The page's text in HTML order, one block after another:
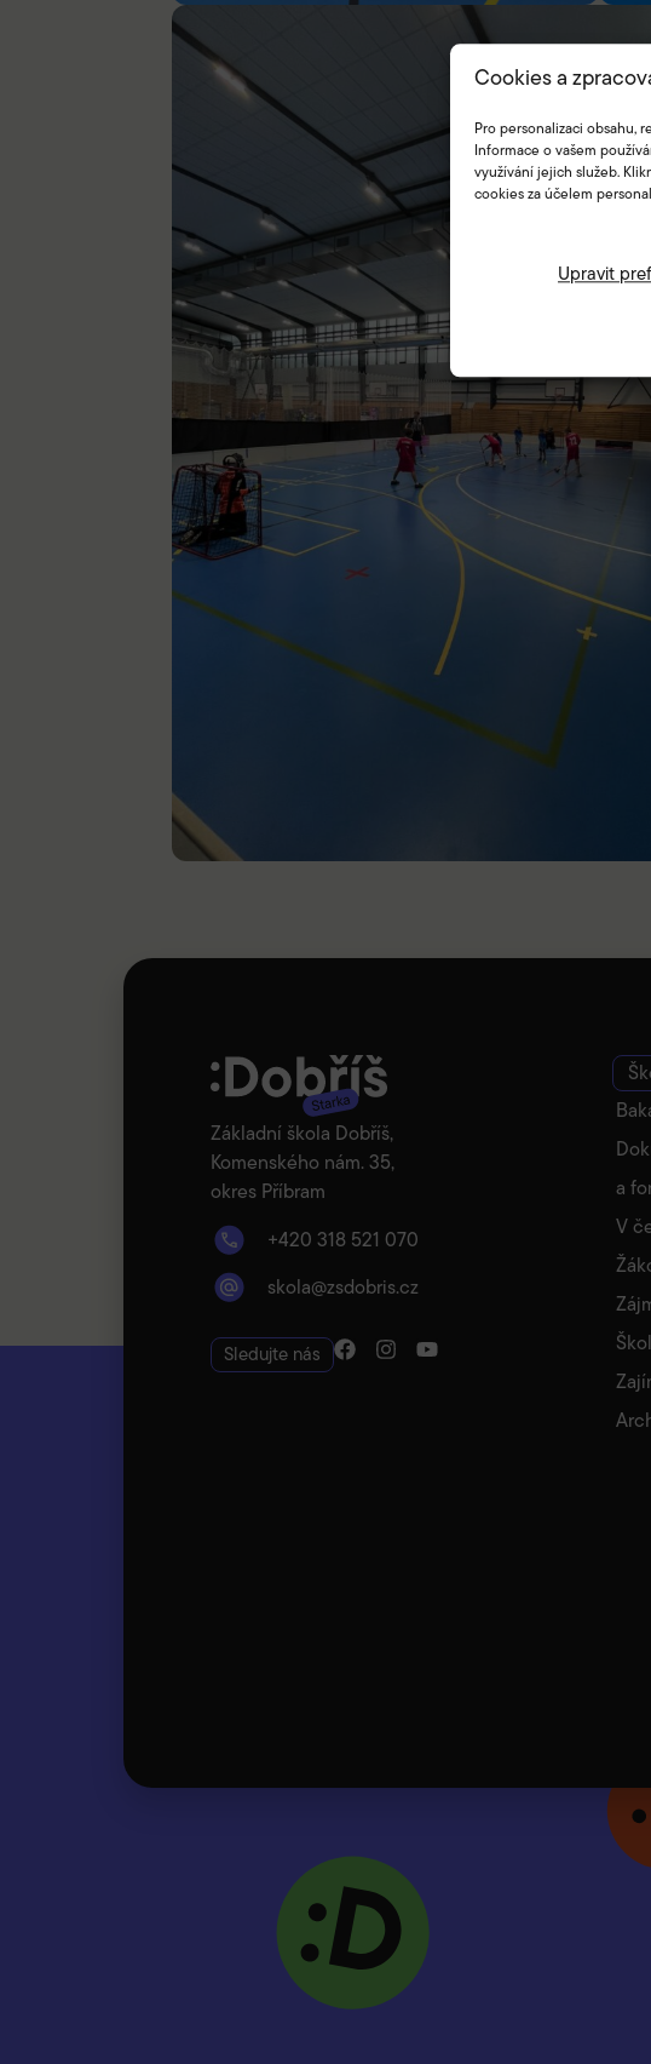
Cookies a
Pro personalizaci obsahu,
Informace o vašem
využívání jejich služeb.
cookies za účelem
Upravit
Základní škola Dobříš,
Komenského nám. 35,
okres Příbram
+420 318 521 070
skola@zsdobris.cz
Sledujte nás
a
V